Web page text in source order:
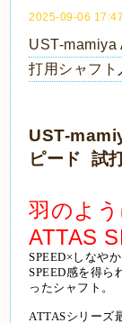
2025-09-06
UST-mamiya
打用シャフト
UST-
ピード 試
羽のよう
ATTAS
SPEED×しなや
SPEED感を得ら
ったシャフト。
ATTASシリーズ